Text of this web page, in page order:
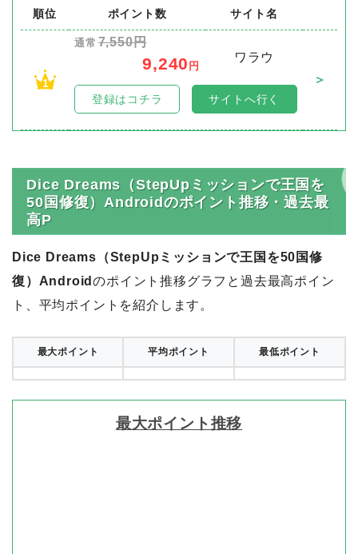
順位 ポイント数 サイト名
1
通常 7,550円
9,240 円
ワラウ
＞
登録はコチラ サイトへ行く
Dice Dreams（StepUpミッションで王国を
50国修復）Androidのポイント推移・過去最
高P
Dice Dreams（StepUpミッションで王国を50国修
復）Androidのポイント推移グラフと過去最高ポイン
ト、平均ポイントを紹介します。
最大ポイント 平均ポイント 最低ポイント
最大ポイント推移